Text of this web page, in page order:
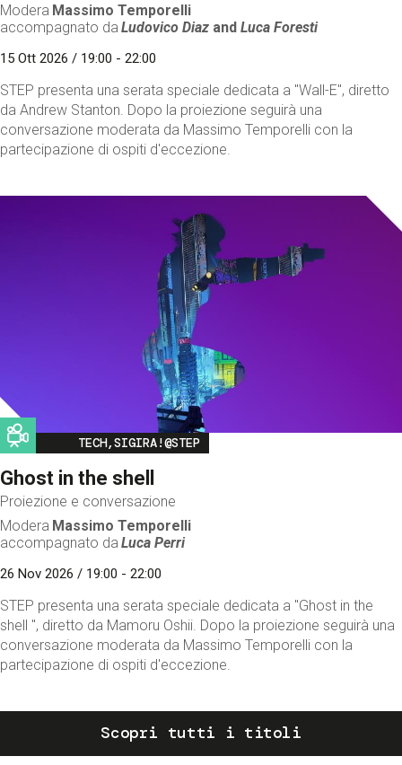
Modera Massimo Temporelli
accompagnato da Ludovico Diaz andLuca Foresti
15 Ott 2026 / 19:00 - 22:00
STEP presenta una serata speciale dedicata a "Wall-E", diretto
da Andrew Stanton. Dopo la proiezione seguirà una
conversazione moderata da Massimo Temporelli con la
partecipazione di ospiti d'eccezione.
Image
TECH,SIGIRA!@STEP
Ghost in the shell
Proiezione e conversazione
Modera Massimo Temporelli
accompagnato da Luca Perri
26 Nov 2026 / 19:00 - 22:00
STEP presenta una serata speciale dedicata a "Ghost in the
shell ", diretto da Mamoru Oshii. Dopo la proiezione seguirà una
conversazione moderata da Massimo Temporelli con la
partecipazione di ospiti d'eccezione.
Scopri tutti i titoli